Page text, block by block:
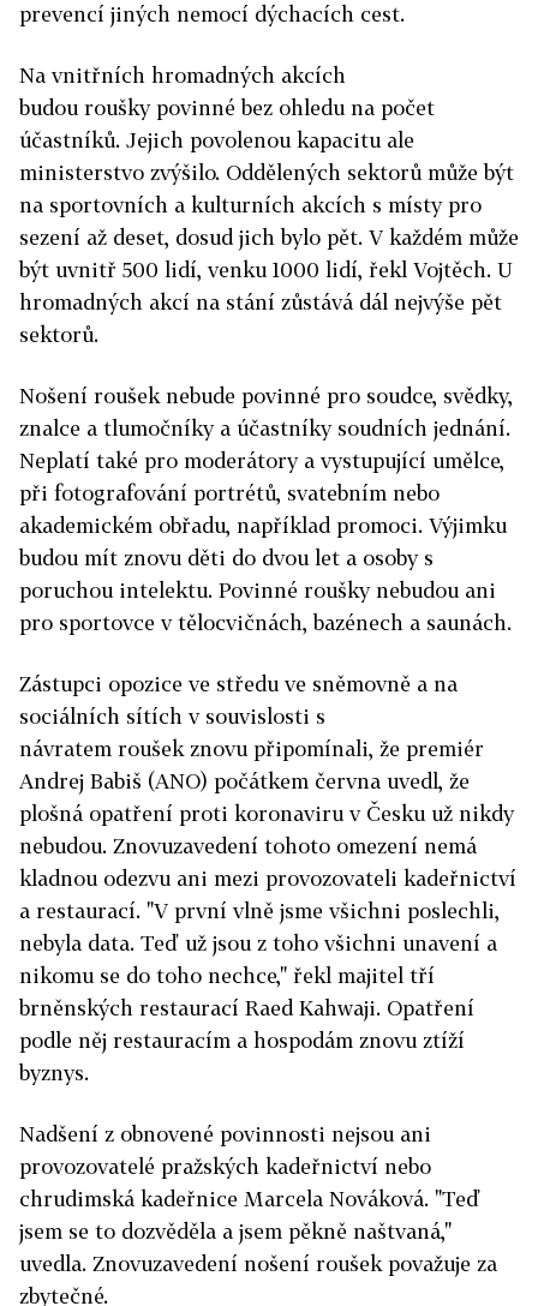
prevencí jiných nemocí dýchacích cest.
Na vnitřních hromadných akcích
budou roušky povinné bez ohledu na počet
účastníků. Jejich povolenou kapacitu ale
ministerstvo zvýšilo. Oddělených sektorů může být
na sportovních a kulturních akcích s místy pro
sezení až deset, dosud jich bylo pět. V každém může
být uvnitř 500 lidí, venku 1000 lidí, řekl Vojtěch. U
hromadných akcí na stání zůstává dál nejvýše pět
sektorů.
Nošení roušek nebude povinné pro soudce, svědky,
znalce a tlumočníky a účastníky soudních jednání.
Neplatí také pro moderátory a vystupující umělce,
při fotografování portrétů, svatebním nebo
akademickém obřadu, například promoci. Výjimku
budou mít znovu děti do dvou let a osoby s
poruchou intelektu. Povinné roušky nebudou ani
pro sportovce v tělocvičnách, bazénech a saunách.
Zástupci opozice ve středu ve sněmovně a na
sociálních sítích v souvislosti s
návratem roušek znovu připomínali, že premiér
Andrej Babiš (ANO) počátkem června uvedl, že
plošná opatření proti koronaviru v Česku už nikdy
nebudou. Znovuzavedení tohoto omezení nemá
kladnou odezvu ani mezi provozovateli kadeřnictví
a restaurací. "V první vlně jsme všichni poslechli,
nebyla data. Teď už jsou z toho všichni unavení a
nikomu se do toho nechce," řekl majitel tří
brněnských restaurací Raed Kahwaji. Opatření
podle něj restauracím a hospodám znovu ztíží
byznys.
Nadšení z obnovené povinnosti nejsou ani
provozovatelé pražských kadeřnictví nebo
chrudimská kadeřnice Marcela Nováková. "Teď
jsem se to dozvěděla a jsem pěkně naštvaná,"
uvedla. Znovuzavedení nošení roušek považuje za
zbytečné.